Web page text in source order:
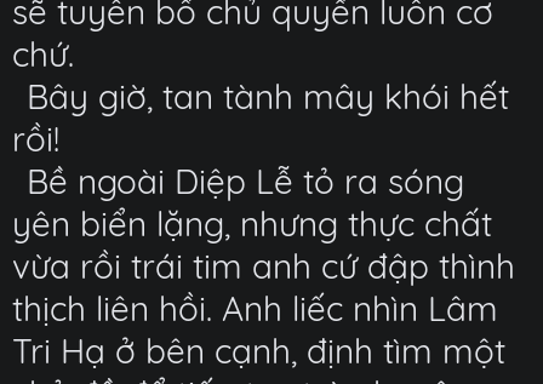
sẽ tuyên bố chủ quyền luôn cơ
chứ.
Bây giờ, tan tành mây khói hết
rồi!
Bề ngoài Diệp Lễ tỏ ra sóng
yên biển lặng, nhưng thực chất
vừa rồi trái tim anh cứ đập thình
thịch liên hồi. Anh liếc nhìn Lâm
Tri Hạ ở bên cạnh, định tìm một